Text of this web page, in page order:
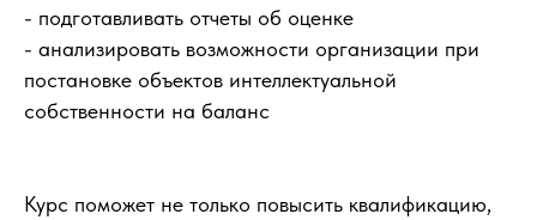
- подготавливать отчеты об оценке
- анализировать возможности организации при
постановке объектов интеллектуальной
собственности на баланс
Курс поможет не только повысить квалификацию,